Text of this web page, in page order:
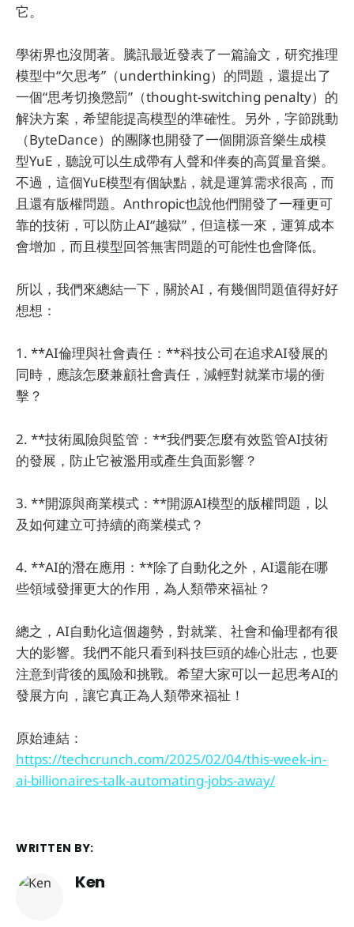
它。
學術界也沒閒著。騰訊最近發表了一篇論文，研究推理
模型中“欠思考”（underthinking）的問題，還提出了
一個“思考切換懲罰”（thought-switching penalty）的
解決方案，希望能提高模型的準確性。另外，字節跳動
（ByteDance）的團隊也開發了一個開源音樂生成模
型YuE，聽說可以生成帶有人聲和伴奏的高質量音樂。
不過，這個YuE模型有個缺點，就是運算需求很高，而
且還有版權問題。Anthropic也說他們開發了一種更可
靠的技術，可以防止AI“越獄”，但這樣一來，運算成本
會增加，而且模型回答無害問題的可能性也會降低。
所以，我們來總結一下，關於AI，有幾個問題值得好好
想想：
1. **AI倫理與社會責任：**科技公司在追求AI發展的
同時，應該怎麼兼顧社會責任，減輕對就業市場的衝
擊？
2. **技術風險與監管：**我們要怎麼有效監管AI技術
的發展，防止它被濫用或產生負面影響？
3. **開源與商業模式：**開源AI模型的版權問題，以
及如何建立可持續的商業模式？
4. **AI的潛在應用：**除了自動化之外，AI還能在哪
些領域發揮更大的作用，為人類帶來福祉？
總之，AI自動化這個趨勢，對就業、社會和倫理都有很
大的影響。我們不能只看到科技巨頭的雄心壯志，也要
注意到背後的風險和挑戰。希望大家可以一起思考AI的
發展方向，讓它真正為人類帶來福祉！
原始連結：
https://techcrunch.com/2025/02/04/this-week-in-
ai-billionaires-talk-automating-jobs-away/
WRITTEN BY:
Ken